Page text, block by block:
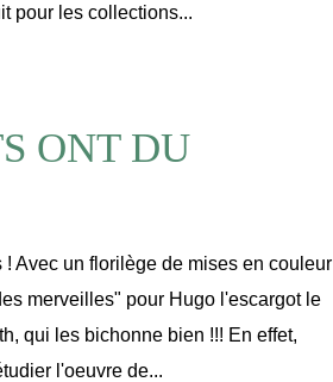
pour les collections...
ONT DU
Avec un florilège de mises en couleur
merveilles" pour Hugo l'escargot le
qui les bichonne bien !!! En effet,
l'oeuvre de...